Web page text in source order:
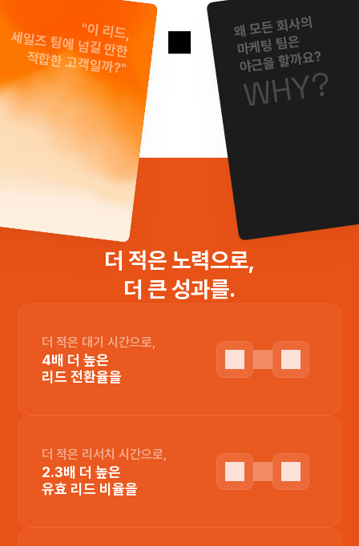
"이 리드,
세일즈 팀에 넘길 만한
적합한 고객일까?"
왜 모든 회사의
마케팅 팀은
야근을 할까요?
WHY?
더 적은 노력으로,
더 큰 성과를.
더 적은 대기 시간으로,
4배 더 높은
리드 전환율을
더 적은 리서치 시간으로,
2.3배 더 높은
유효 리드 비율을